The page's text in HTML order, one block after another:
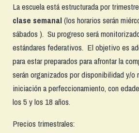
La escuela está estructurada por
clase semanal(los horarios serán
sábados ). Su progreso será
estándares federativos. El objetivo es
para estar preparados para afrontar la
serán organizados por disponibilidad y/o
iniciación a perfeccionamiento, con
los 5 y los 18 años.
Precios trimestrales: